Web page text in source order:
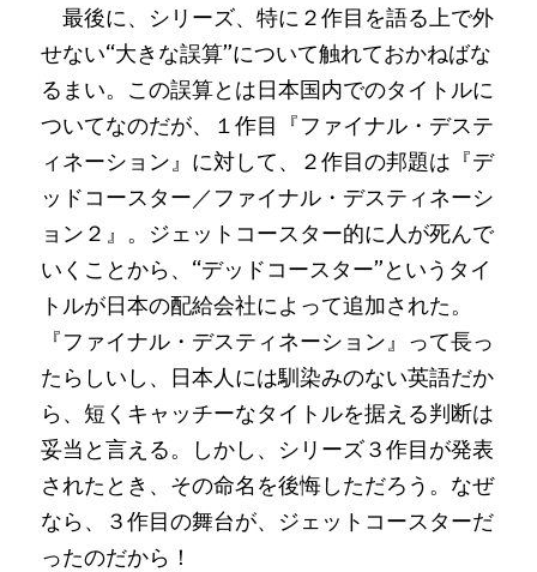
最後に、シリーズ、特に２作目を語る上で外
せない“大きな誤算”について触れておかねばな
るまい。この誤算とは日本国内でのタイトルに
ついてなのだが、１作目『ファイナル・デステ
ィネーション』に対して、２作目の邦題は『デ
ッドコースター／ファイナル・デスティネーシ
ョン２』。ジェットコースター的に人が死んで
いくことから、“デッドコースター”というタイ
トルが日本の配給会社によって追加された。
『ファイナル・デスティネーション』って長っ
たらしいし、日本人には馴染みのない英語だか
ら、短くキャッチーなタイトルを据える判断は
妥当と言える。しかし、シリーズ３作目が発表
されたとき、その命名を後悔しただろう。なぜ
なら、３作目の舞台が、ジェットコースターだ
ったのだから！